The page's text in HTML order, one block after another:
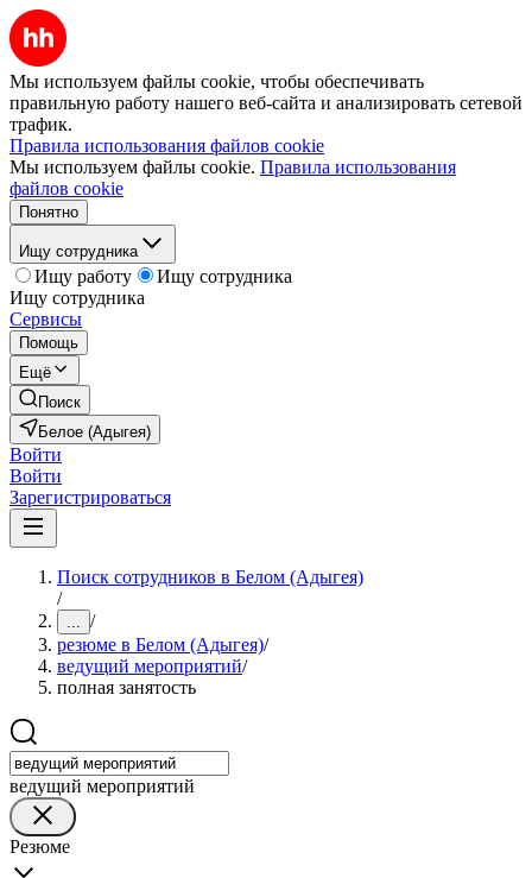
Мы используем файлы cookie, чтобы обеспечивать
правильную работу нашего веб-сайта и анализировать сетевой
трафик.
Правила использования файлов cookie
Мы используем файлы cookie. Правила использования
файлов cookie
Понятно
Ищу сотрудника
Ищу работу
Ищу сотрудника
Ищу сотрудника
Сервисы
Помощь
Ещё
Поиск
Белое (Адыгея)
Войти
Войти
Зарегистрироваться
Поиск сотрудников в Белом (Адыгея)
/
... /
резюме в Белом (Адыгея)/
ведущий мероприятий/
полная занятость
ведущий мероприятий
Резюме